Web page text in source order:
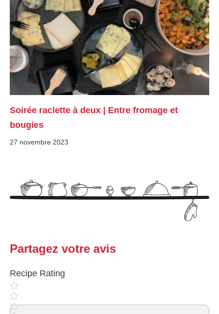
Soirée raclette à deux | Entre fromage et
bougies
27 novembre 2023
Partagez votre avis
Recipe Rating
Commentaire